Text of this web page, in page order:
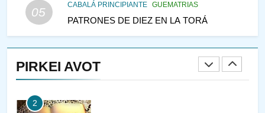
05
CABALÁ PRINCIPIANTE GUEMATRIAS
PATRONES DE DIEZ EN LA TORÁ
PIRKEI AVOT
1
CONVERSAR CON LA MUJER
A LA LUZ DEL JUDAÍSMO
AMOR, PAREJA Y MATRIMONIO
2